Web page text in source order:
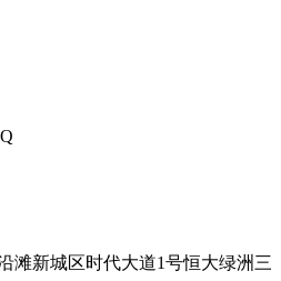
滩新城区时代大道1号恒大绿洲三